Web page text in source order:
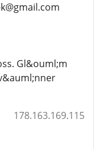
Gl&ouml;m
178.163.169.115